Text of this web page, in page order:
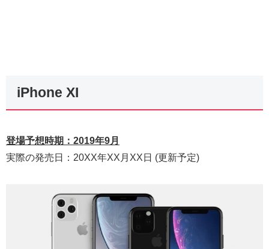
iPhone XI
登場予想時期：2019年9月
実際の発売日：20XX年XX月XX日 (更新予定)